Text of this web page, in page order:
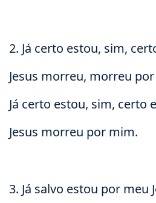
2. Já certo estou, sim,
Jesus morreu, morreu
Já certo estou, sim, certo
Jesus morreu por mim.
3. Já salvo estou por meu